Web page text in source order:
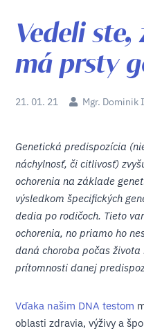
Vedeli
má prsty
21. 01. 21 Mgr. Dominik
Genetická predispozícia
náchylnosť, či citlivosť)
ochorenia na základe
výsledkom špecifických
dedia po rodičoch. Tieto
ochorenia, no priamo ho
daná choroba počas
prítomnosti danej
Vďaka našim DNA testom
oblasti zdravia, výživy a